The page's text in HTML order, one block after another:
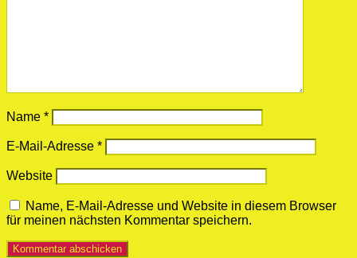
Name *
E-Mail-Adresse *
Website
Name, E-Mail-Adresse und Website in diesem Browser
für meinen nächsten Kommentar speichern.